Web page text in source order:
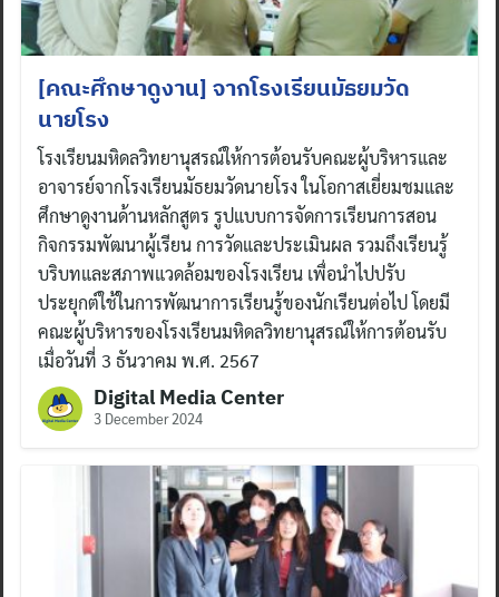
Search
for:
[คณะศึกษาดูงาน] จากโรงเรียนมัธยมวัด
นายโรง
โรงเรียนมหิดลวิทยานุสรณ์ให้การต้อนรับคณะผู้บริหารและ
อาจารย์จากโรงเรียนมัธยมวัดนายโรง ในโอกาสเยี่ยมชมและ
ศึกษาดูงานด้านหลักสูตร รูปแบบการจัดการเรียนการสอน
กิจกรรมพัฒนาผู้เรียน การวัดและประเมินผล รวมถึงเรียนรู้
บริบทและสภาพแวดล้อมของโรงเรียน เพื่อนำไปปรับ
ประยุกต์ใช้ในการพัฒนาการเรียนรู้ของนักเรียนต่อไป โดยมี
คณะผู้บริหารของโรงเรียนมหิดลวิทยานุสรณ์ให้การต้อนรับ
เมื่อวันที่ 3 ธันวาคม พ.ศ. 2567
Digital Media Center
3 December 2024